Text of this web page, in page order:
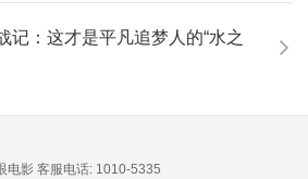
记：这才是平凡追梦人的“水之
电影 客服电话:1010-5335